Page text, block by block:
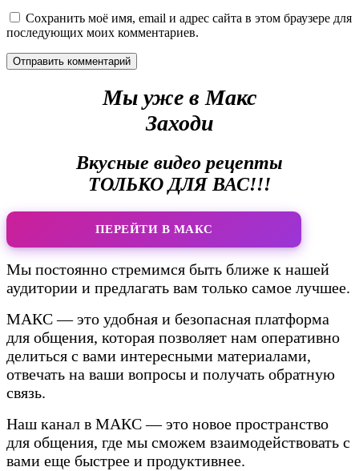
Сохранить моё имя, email и адрес сайта в этом браузере для
последующих моих комментариев.
Мы уже в Макс
Заходи
Вкусные видео рецепты
ТОЛЬКО ДЛЯ ВАС!!!
ПЕРЕЙТИ В МАКС
Мы постоянно стремимся быть ближе к нашей
аудитории и предлагать вам только самое лучшее.
МАКС — это удобная и безопасная платформа
для общения, которая позволяет нам оперативно
делиться с вами интересными материалами,
отвечать на ваши вопросы и получать обратную
связь.
Наш канал в МАКС — это новое пространство
для общения, где мы сможем взаимодействовать с
вами еще быстрее и продуктивнее.